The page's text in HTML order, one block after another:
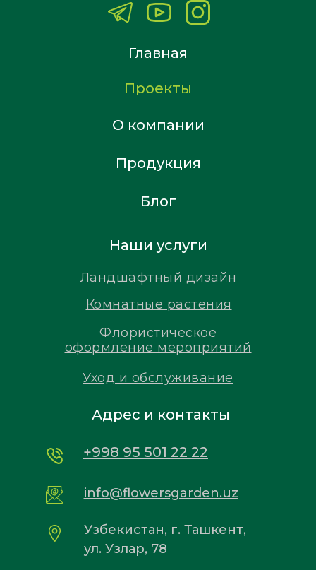
Адрес и контакты
Уход и обслуживание
Флористическое
оформление мероприятий
Комнатные растения
Узбекистан, г. Ташкент,
ул. Узлар, 78
Наши услуги
Продукция
Блог
О компании
Главная
Проекты
Ландшафтный дизайн
info@flowersgarden.uz
+998 95 501 22 22